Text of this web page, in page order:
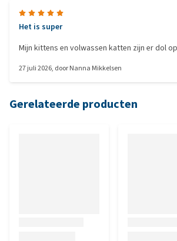
Het is super
Mijn kittens en volwassen katten zijn er dol op
27 juli 2026, doorNanna Mikkelsen
Gerelateerde producten